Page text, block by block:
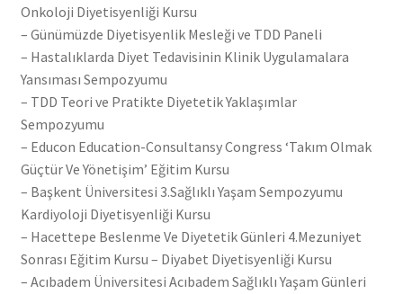
Onkoloji Diyetisyenliği Kursu
– Günümüzde Diyetisyenlik Mesleği ve TDD Paneli
– Hastalıklarda Diyet Tedavisinin Klinik Uygulamalara
Yansıması Sempozyumu
– TDD Teori ve Pratikte Diyetetik Yaklaşımlar
Sempozyumu
– Educon Education-Consultansy Congress ‘Takım Olmak
Güçtür Ve Yönetişim’ Eğitim Kursu
– Başkent Üniversitesi 3.Sağlıklı Yaşam Sempozyumu
Kardiyoloji Diyetisyenliği Kursu
– Hacettepe Beslenme Ve Diyetetik Günleri 4.Mezuniyet
Sonrası Eğitim Kursu – Diyabet Diyetisyenliği Kursu
– Acıbadem Üniversitesi Acıbadem Sağlıklı Yaşam Günleri